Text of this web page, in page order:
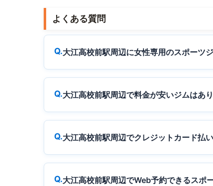
よくある質問
大江高校前駅周辺に女性専用のスポーツ
大江高校前駅周辺で料金が安いジムはあ
大江高校前駅周辺でクレジットカード払
大江高校前駅周辺でWeb予約できるスポ